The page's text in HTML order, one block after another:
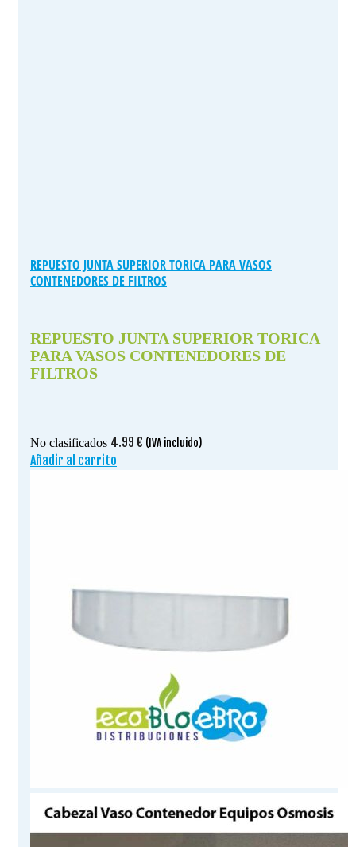
REPUESTO JUNTA SUPERIOR TORICA PARA VASOS
CONTENEDORES DE FILTROS
REPUESTO JUNTA SUPERIOR TORICA
PARA VASOS CONTENEDORES DE
FILTROS
No clasificados 4.99 € (IVA incluido)
Añadir al carrito